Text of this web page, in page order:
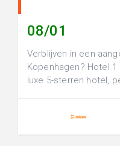
08/01
Verblijven in een
Kopenhagen? Hotel
luxe 5-sterren hotel,